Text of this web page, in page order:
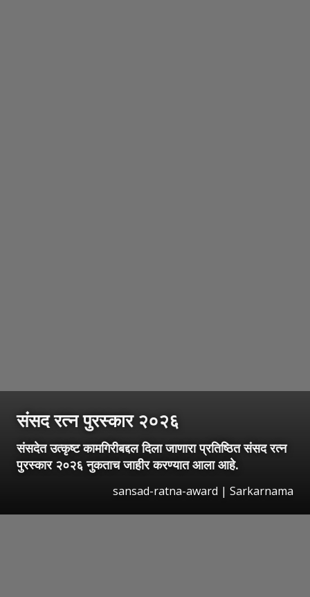
संसद रत्न पुरस्कार २०२६
संसदेत उत्कृष्ट कामगिरीबद्दल दिला जाणारा प्रतिष्ठित संसद रत्न
पुरस्कार २०२६ नुकताच जाहीर करण्यात आला आहे.
sansad-ratna-award | Sarkarnama